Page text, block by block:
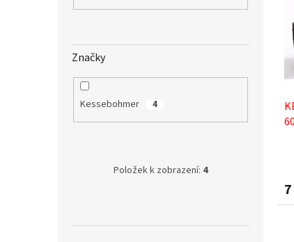
Značky
Kessebohmer 4
Položek k zobrazení: 4